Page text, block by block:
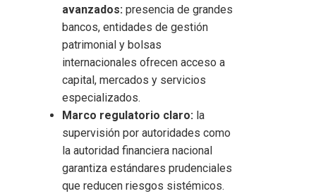
avanzados: presencia de grandes
bancos, entidades de gestión
patrimonial y bolsas
internacionales ofrecen acceso a
capital, mercados y servicios
especializados.
Marco regulatorio claro: la
supervisión por autoridades como
la autoridad financiera nacional
garantiza estándares prudenciales
que reducen riesgos sistémicos.